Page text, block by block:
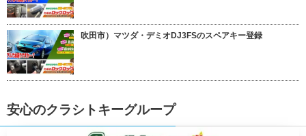
吹田市）マツダ・デミオDJ3FSのスペアキー登録
安心のクラシトキーグループ